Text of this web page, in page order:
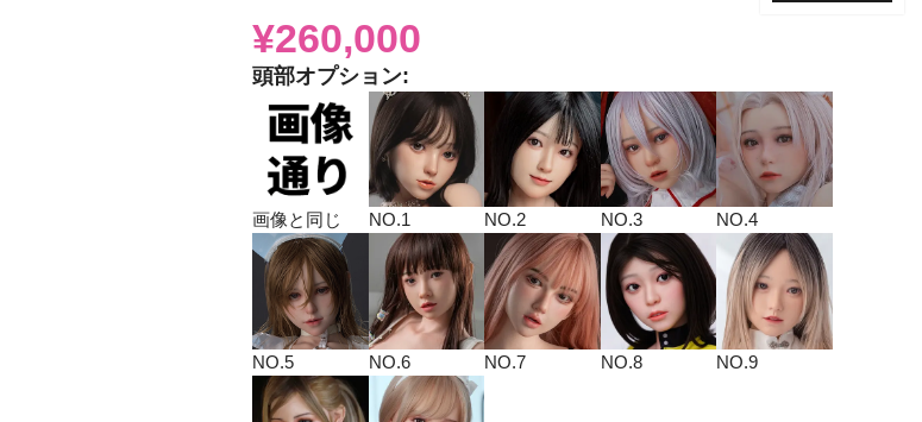
¥260,000
頭部オプション:
画像と同じ NO.1 NO.2 NO.3 NO.4
NO.5 NO.6 NO.7 NO.8 NO.9